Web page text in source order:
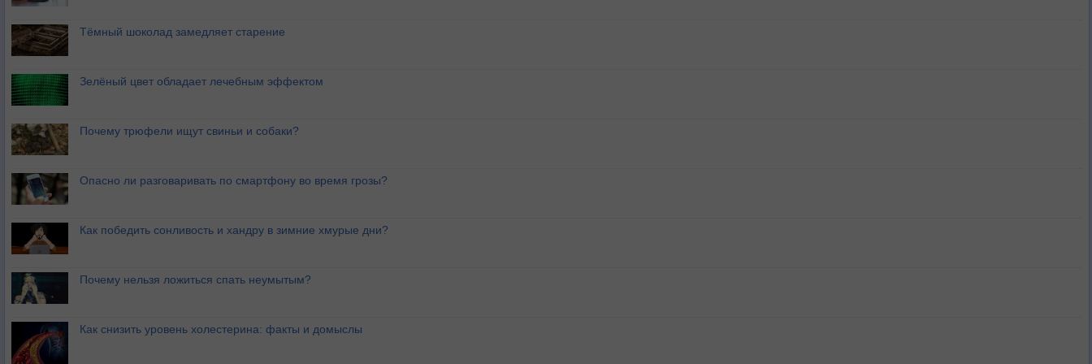
Тёмный шоколад замедляет старение
Зелёный цвет обладает лечебным эффектом
Почему трюфели ищут свиньи и собаки?
Опасно ли разговаривать по смартфону во время грозы?
Как победить сонливость и хандру в зимние хмурые дни?
Почему нельзя ложиться спать неумытым?
Как снизить уровень холестерина: факты и домыслы